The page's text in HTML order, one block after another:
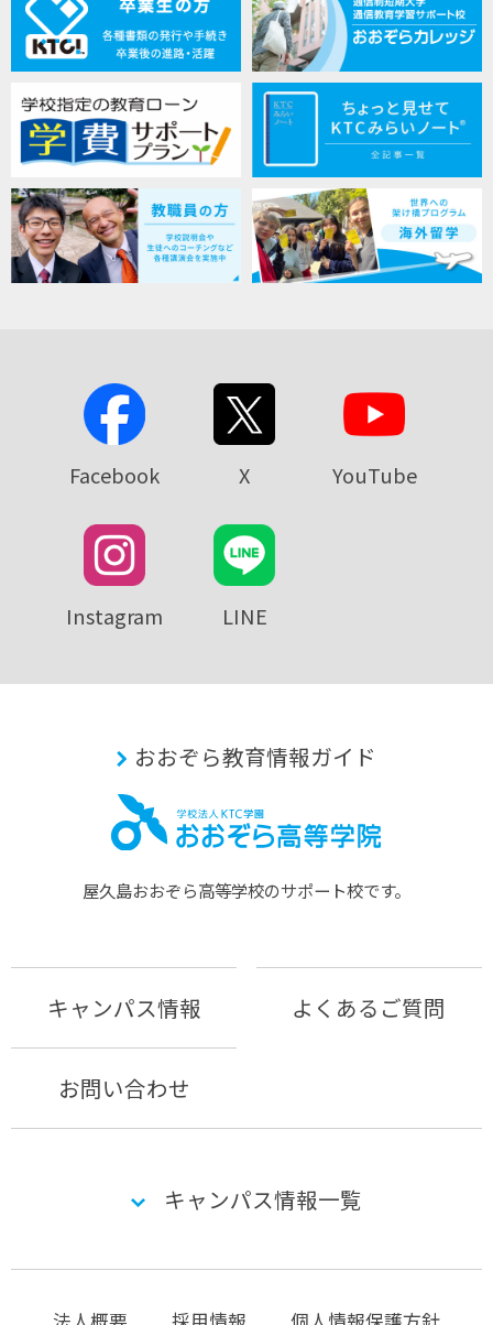
Facebook X YouTube
Instagram LINE
おおぞら教育情報ガイド
屋久島おおぞら⾼等学校のサポート校です。
キャンパス情報 よくあるご質問
お問い合わせ
キャンパス情報一覧